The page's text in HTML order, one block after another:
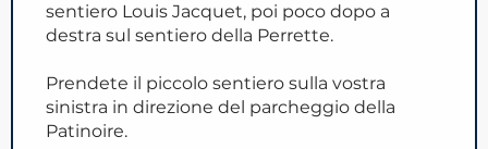
sentiero Louis Jacquet, poi poco dopo a
destra sul sentiero della Perrette.
Prendete il piccolo sentiero sulla vostra
sinistra in direzione del parcheggio della
Patinoire.